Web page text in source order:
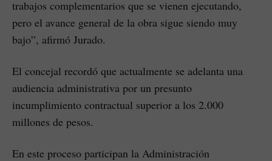
trabajos complementarios que se vienen ejecutando,
pero el avance general de la obra sigue siendo muy
bajo”, afirmó Jurado.
El concejal recordó que actualmente se adelanta una
audiencia administrativa por un presunto
incumplimiento contractual superior a los 2.000
millones de pesos.
En este proceso participan la Administración